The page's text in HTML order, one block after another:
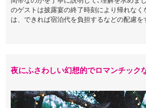
のゲストは披露宴の終了時刻により帰れな
は、できれば宿泊代を負担するなどの配慮を
夜にふさわしい幻想的でロマンチック